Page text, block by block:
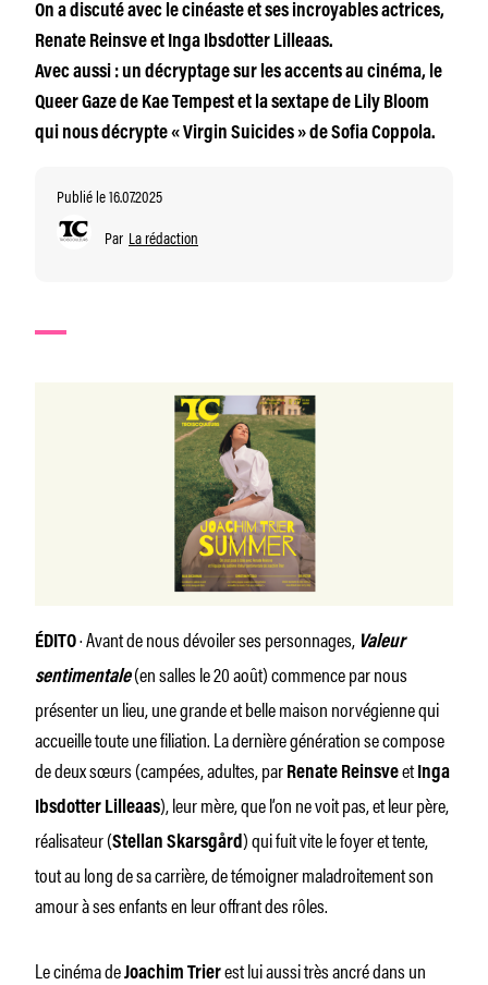
On a discuté avec le cinéaste et ses incroyables actrices,
Renate Reinsve et Inga Ibsdotter Lilleaas.
Avec aussi : un décryptage sur les accents au cinéma, le
Queer Gaze de Kae Tempest et la sextape de Lily Bloom
qui nous décrypte « Virgin Suicides » de Sofia Coppola.
Publié le 16.07.2025
Par La rédaction
ÉDITO· Avant de nous dévoiler ses personnages, Valeur
sentimentale(en salles le 20 août) commence par nous
présenter un lieu, une grande et belle maison norvégienne qui
accueille toute une filiation. La dernière génération se compose
de deux sœurs (campées, adultes, par Renate ReinsveetInga
Ibsdotter Lilleaas), leur mère, que l’on ne voit pas, et leur père,
réalisateur (Stellan Skarsgård) qui fuit vite le foyer et tente,
tout au long de sa carrière, de témoigner maladroitement son
amour à ses enfants en leur offrant des rôles.
Le cinéma deJoachim Trierest lui aussi très ancré dans un